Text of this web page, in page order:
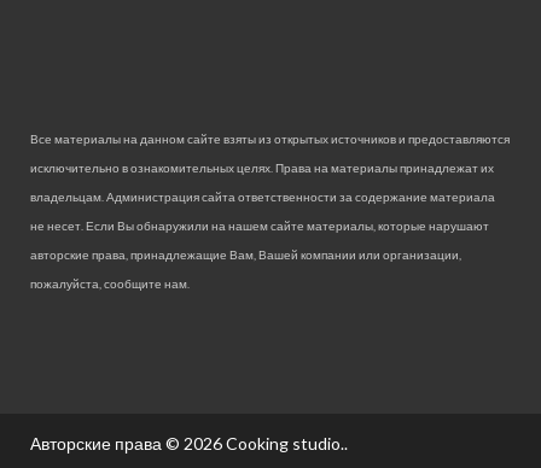
Все материалы на данном сайте взяты из открытых источников и предоставляются
исключительно в ознакомительных целях. Права на материалы принадлежат их
владельцам. Администрация сайта ответственности за содержание материала
не несет. Если Вы обнаружили на нашем сайте материалы, которые нарушают
авторские права, принадлежащие Вам, Вашей компании или организации,
пожалуйста, сообщите нам.
Авторские права © 2026Cooking studio..